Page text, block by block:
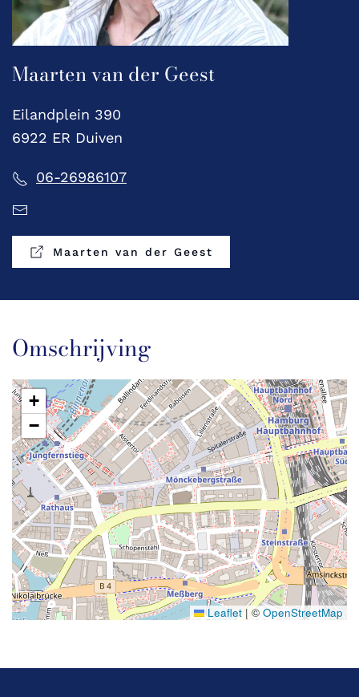
Maarten van der Geest
Eilandplein 390
6922 ER Duiven
06-26986107
Maarten van der Geest
Omschrijving
+
−
Leaflet | © OpenStreetMap